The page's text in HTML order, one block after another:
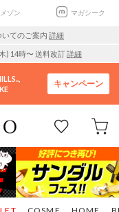
メゾン マガシーク
いてのご案内 詳細
) 14時〜 送料改訂詳細
キャンペーン